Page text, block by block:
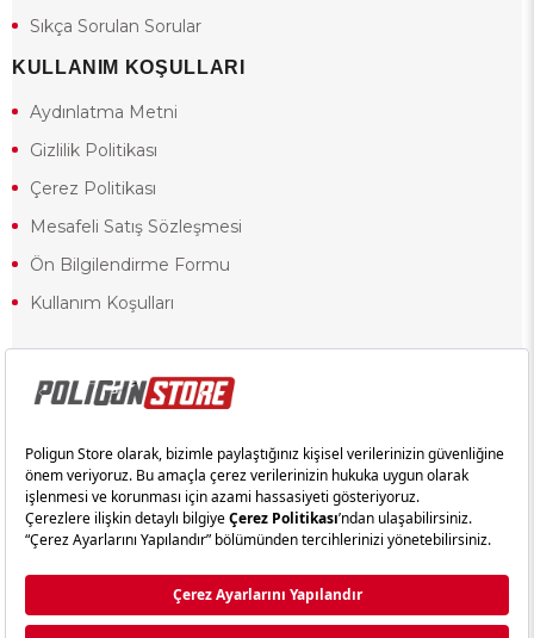
Sıkça Sorulan Sorular
KULLANIM KOŞULLARI
Aydınlatma Metni
Gizlilik Politikası
Çerez Politikası
Mesafeli Satış Sözleşmesi
Ön Bilgilendirme Formu
Kullanım Koşulları
18 yaşından küçük olduğunuz halde siteye girerseniz ve mesafeli satış
kısıtlamalardan dolayı oluşabilecek herhangi bir durumda doğacak yasal
sorumluluk ve yükümlülükler tamamen tarafınıza ait olacak ve cezai
Yasa gereği 18 yaşından küçük olanların sitemizi görüntülemesi ve
alışveriş yapmaları yasaktır. Konuyla ilgili olarak site kullanım
sözleşmemimizi okuyabilirsiniz.
Ticimax Tarafından Hazırlanmıştır.